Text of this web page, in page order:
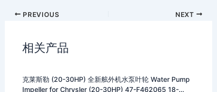
PREVIOUS NEXT
相关产品
克莱斯勒 (20-30HP) 全新舷外机水泵叶轮 Water Pump
Impeller for Chrysler (20-30HP) 47-F462065 18-